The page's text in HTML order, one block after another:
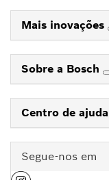
Mais inovações
Sobre a Bosch
Centro de ajuda
Segue-nos em